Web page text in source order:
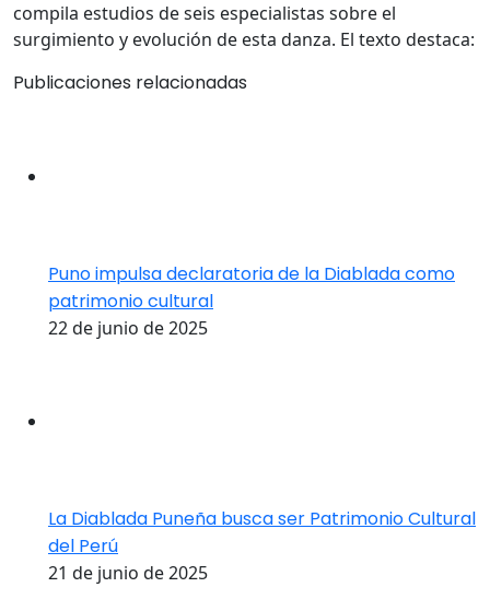
compila estudios de seis especialistas sobre el
surgimiento y evolución de esta danza. El texto destaca:
Publicaciones relacionadas
Puno impulsa declaratoria de la Diablada como
patrimonio cultural
22 de junio de 2025
La Diablada Puneña busca ser Patrimonio Cultural
del Perú
21 de junio de 2025